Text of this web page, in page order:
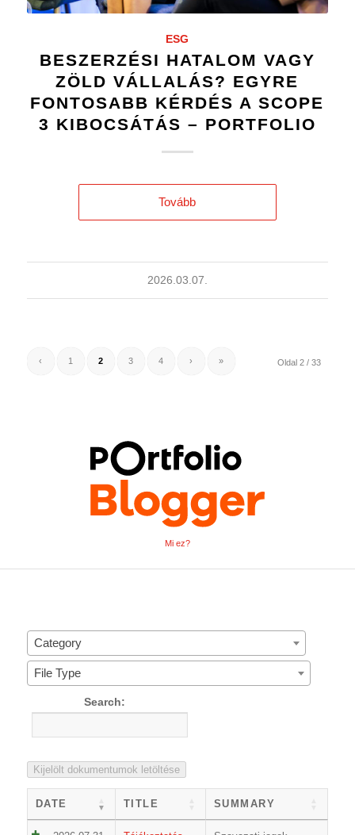
ESG
BESZERZÉSI HATALOM VAGY
ZÖLD VÁLLALÁS? EGYRE
FONTOSABB KÉRDÉS A SCOPE
3 KIBOCSÁTÁS – PORTFOLIO
Tovább
2026.03.07.
Oldal 2 / 33
‹ 1 2 3 4 › »
Mi ez?
Category
File Type
Search:
Kijelölt dokumentumok letöltése
DATE TITLE SUMMARY